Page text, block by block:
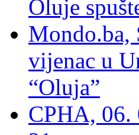
Oluje
Mondo.ba,
vijenac u
“Oluja”
СРНА, 06.